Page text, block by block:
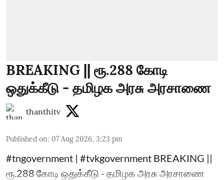
BREAKING || ரூ.288 கோடி
ஒதுக்கீடு - தமிழக அரசு அரசாணை
thanthitv
Published on: 07 Aug 2026, 3:23 pm
#tngovernment | #tvkgovernment BREAKING ||
ரூ.288 கோடி ஒதுக்கீடு - தமிழக அரசு அரசாணை